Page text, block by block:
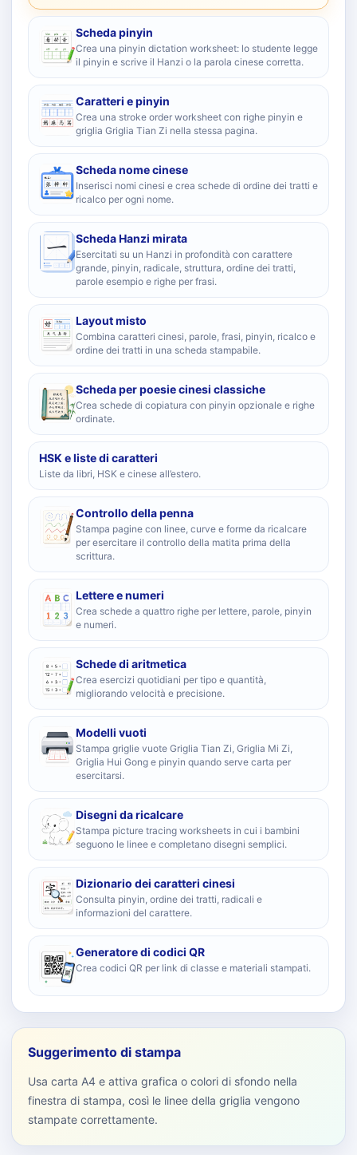
Scheda pinyin
Crea una pinyin dictation worksheet: lo studente legge
il pinyin e scrive il Hanzi o la parola cinese corretta.
Caratteri e pinyin
Crea una stroke order worksheet con righe pinyin e
griglia Griglia Tian Zi nella stessa pagina.
Scheda nome cinese
Inserisci nomi cinesi e crea schede di ordine dei tratti e
ricalco per ogni nome.
Scheda Hanzi mirata
Esercitati su un Hanzi in profondità con carattere
grande, pinyin, radicale, struttura, ordine dei tratti,
parole esempio e righe per frasi.
Layout misto
Combina caratteri cinesi, parole, frasi, pinyin, ricalco e
ordine dei tratti in una scheda stampabile.
Scheda per poesie cinesi classiche
Crea schede di copiatura con pinyin opzionale e righe
ordinate.
HSK e liste di caratteri
Liste da libri, HSK e cinese all’estero.
Controllo della penna
Stampa pagine con linee, curve e forme da ricalcare
per esercitare il controllo della matita prima della
scrittura.
Lettere e numeri
Crea schede a quattro righe per lettere, parole, pinyin
e numeri.
Schede di aritmetica
Crea esercizi quotidiani per tipo e quantità,
migliorando velocità e precisione.
Modelli vuoti
Stampa griglie vuote Griglia Tian Zi, Griglia Mi Zi,
Griglia Hui Gong e pinyin quando serve carta per
esercitarsi.
Disegni da ricalcare
Stampa picture tracing worksheets in cui i bambini
seguono le linee e completano disegni semplici.
Dizionario dei caratteri cinesi
Consulta pinyin, ordine dei tratti, radicali e
informazioni del carattere.
Generatore di codici QR
Crea codici QR per link di classe e materiali stampati.
Suggerimento di stampa
Usa carta A4 e attiva grafica o colori di sfondo nella
finestra di stampa, così le linee della griglia vengono
stampate correttamente.